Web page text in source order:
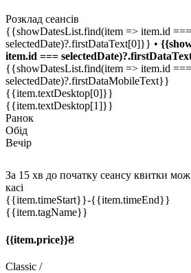
Розклад сеансів
{{showDatesList.find(item => item.id ===
selectedDate)?.firstDataText[0]}} •
item.id ===
{{showDatesList.find(item => item.id ===
selectedDate)?.firstDataMobileText}}
{{item.textDesktop[0]}}
{{item.textDesktop[1]}}
Ранок
Обід
Вечір
За 15 хв до початку сеансу квитки
касі
{{item.timeStart}}-{{item.timeEnd}}
{{item.tagName}}
{{item.price}}₴
Classic /